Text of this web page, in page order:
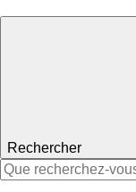
Rechercher
Rechercher :